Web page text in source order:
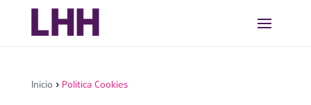
Inicio › Politica Cookies